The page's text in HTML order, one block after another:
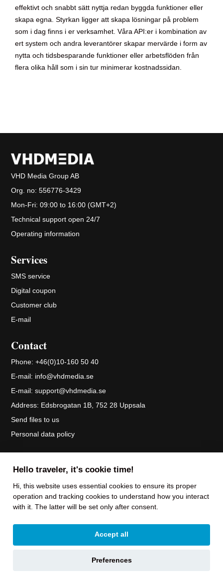
effektivt och snabbt sätt nyttja redan byggda funktioner eller
skapa egna. Styrkan ligger att skapa lösningar på problem
som i dag finns i er verksamhet. Våra API:er i kombination av
ert system och andra leverantörer skapar mervärde i form av
nytta och tidsbesparande funktioner eller arbetsflöden från
flera olika håll som i sin tur minimerar kostnadssidan.
VHD Media Group AB
Org. no:556776-3429
Mon-Fri: 09:00 to 16:00 (GMT+2)
Technical support open 24/7
Operating information
Services
SMS service
Digital coupon
Customer club
E-mail
Contact
Phone:+46(0)10-160 50 40
E-mail: info@vhdmedia.se
E-mail:support@vhdmedia.se
Address: Edsbrogatan 1B, 752 28 Uppsala
Send files to us
Personal data policy
and pace characterize the collaboration with our customers and partners.
Hello traveler, it's cookie time!
Hi, this website uses essential cookies to ensure its proper
operation and tracking cookies to understand how you interact
with it. The latter will be set only after consent.
Accept all
Preferences